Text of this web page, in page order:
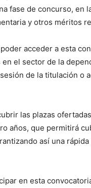
fase de concurso, en
y otros méritos
acceder a esta
el sector de la
de la titulación o
las plazas
años, que permitirá
así una
en esta